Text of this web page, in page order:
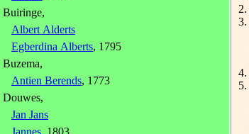
2.
3.
4.
5.
Buiringe,
Albert Alderts
Egberdina Alberts, 1795
Buzema,
Antien Berends, 1773
Douwes,
Jan Jans